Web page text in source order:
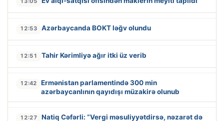
12:53 Azərbaycanda BOKT ləğv olundu
12:51 Tahir Kərimliyə ağır itki üz verib
12:42
Ermənistan parlamentində 300 min
azərbaycanlının qayıdışı müzakirə olunub
12:27 Natiq Cəfərli: “Vergi məsuliyyətdirsə, nəzarət də